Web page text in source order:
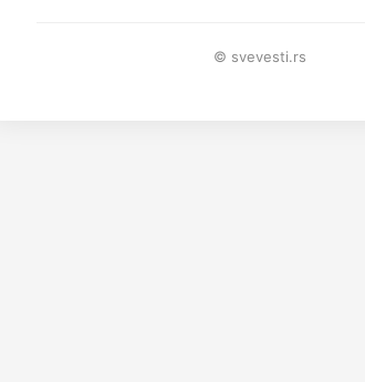
© svevesti.rs